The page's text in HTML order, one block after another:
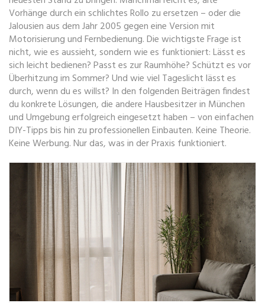
Vorhänge durch ein schlichtes Rollo zu ersetzen – oder die
Jalousien aus dem Jahr 2005 gegen eine Version mit
Motorisierung und Fernbedienung. Die wichtigste Frage ist
nicht, wie es aussieht, sondern wie es funktioniert: Lässt es
sich leicht bedienen? Passt es zur Raumhöhe? Schützt es vor
Überhitzung im Sommer? Und wie viel Tageslicht lässt es
durch, wenn du es willst? In den folgenden Beiträgen findest
du konkrete Lösungen, die andere Hausbesitzer in München
und Umgebung erfolgreich eingesetzt haben – von einfachen
DIY-Tipps bis hin zu professionellen Einbauten. Keine Theorie.
Keine Werbung. Nur das, was in der Praxis funktioniert.